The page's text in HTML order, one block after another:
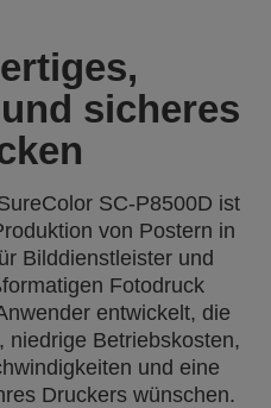
sicheres
SC-P8500D ist
von Postern in
Bilddienstleister und
Fotodruck
entwickelt, die
niedrige Betriebskosten,
und eine
Druckers wünschen.